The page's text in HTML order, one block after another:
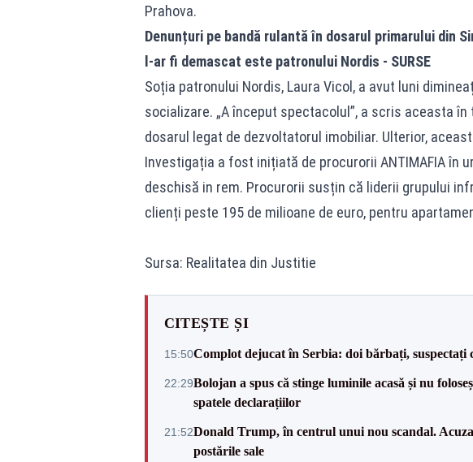
Prahova.
Denunțuri pe bandă rulantă în dosarul primarului din
l-ar fi demascat este patronului Nordis - SURSE
Soția patronului Nordis, Laura Vicol, a avut luni
socializare. „A început spectacolul”, a scris aceasta
dosarul legat de dezvoltatorul imobiliar. Ulterior,
Investigația a fost inițiată de procurorii ANTIMAFIA în
deschisă in rem. Procurorii susțin că liderii grupului
clienți peste 195 de milioane de euro, pentru
Sursa: Realitatea din Justitie
CITEȘTE ȘI
15:50Complot dejucat în Serbia: doi bărbați, suspectați
22:29Bolojan a spus că stinge luminile acasă și nu
spatele declarațiilor
21:52Donald Trump, în centrul unui nou scandal.
postările sale